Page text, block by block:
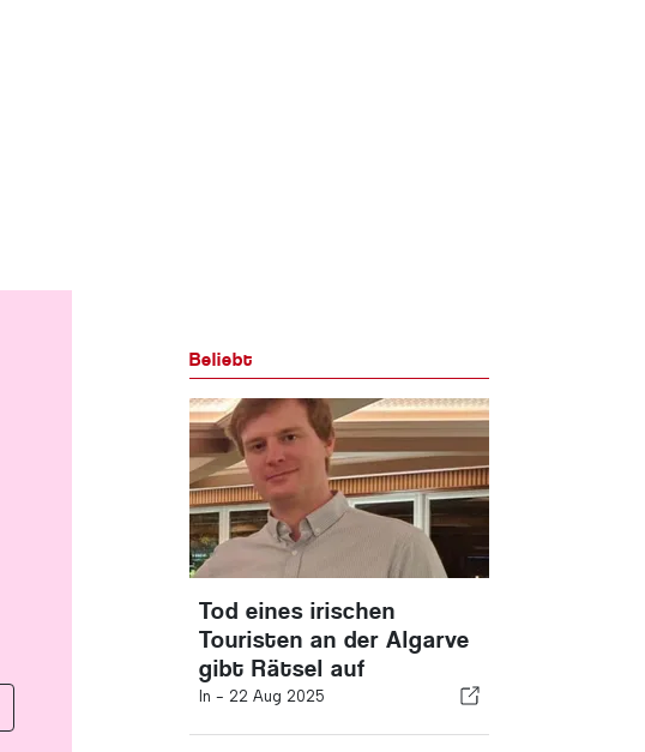
Beliebt
Tod eines irischen
Touristen an der Algarve
gibt Rätsel auf
In - 22 Aug 2025